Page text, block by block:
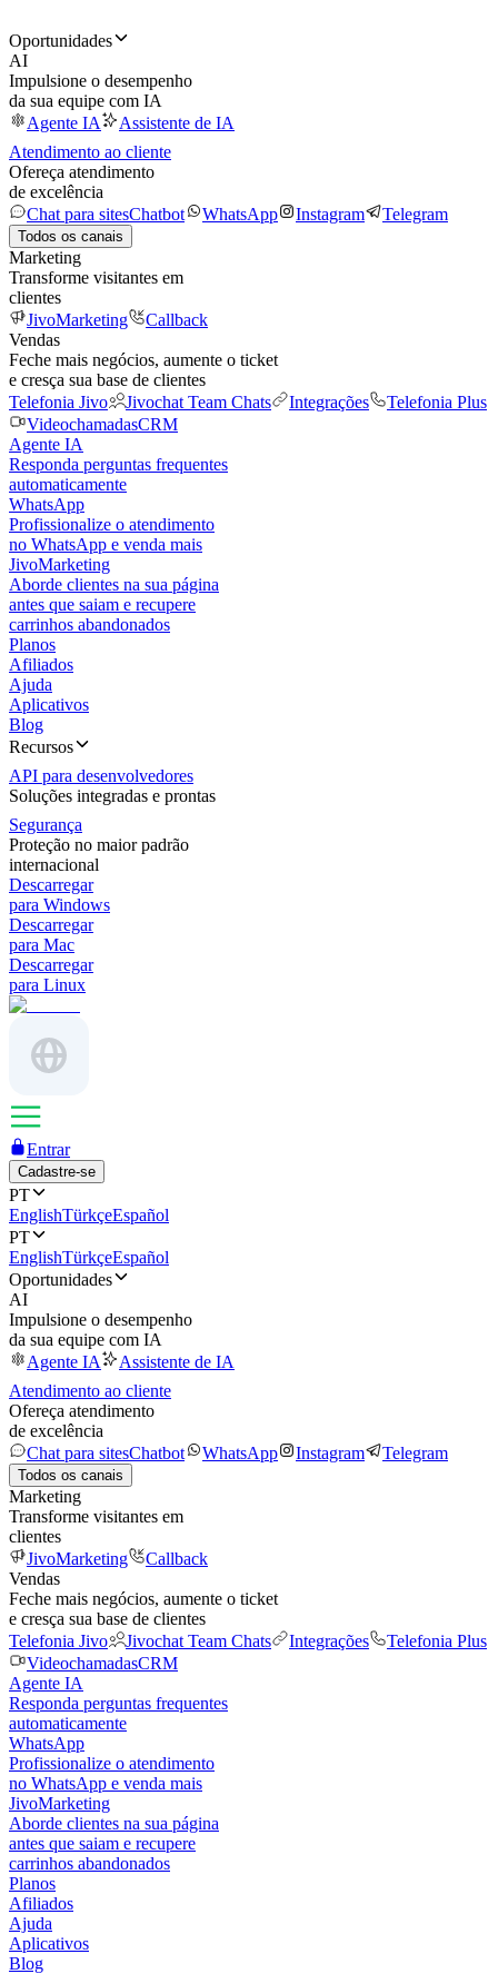
Oportunidades
AI
Impulsione o desempenho
da sua equipe com IA
Agente IA
Assistente de IA
Atendimento ao cliente
Ofereça atendimento
de excelência
Chat para sitesChatbot WhatsApp Instagram Telegram
Todos os canais
Marketing
Transforme visitantes em
clientes
JivoMarketing
Callback
Vendas
Feche mais negócios, aumente o ticket
e cresça sua base de clientes
Telefonia Jivo
Jivochat Team Chats Integrações
Telefonia Plus
VideochamadasCRM
Agente IA
Responda perguntas frequentes
automaticamente
WhatsApp
Profissionalize o atendimento
no WhatsApp e venda mais
JivoMarketing
Aborde clientes na sua página
antes que saiam e recupere
carrinhos abandonados
Planos
Afiliados
Ajuda
Aplicativos
Blog
Recursos
API para desenvolvedores
Soluções integradas e prontas
Segurança
Proteção no maior padrão
internacional
Descarregar
para Windows
Descarregar
para Mac
Descarregar
para Linux
Entrar
Cadastre-se
PT
EnglishTürkçeEspañol
PT
EnglishTürkçeEspañol
Oportunidades
AI
Impulsione o desempenho
da sua equipe com IA
Agente IA
Assistente de IA
Atendimento ao cliente
Ofereça atendimento
de excelência
Chat para sitesChatbot WhatsApp Instagram Telegram
Todos os canais
Marketing
Transforme visitantes em
clientes
JivoMarketing
Callback
Vendas
Feche mais negócios, aumente o ticket
e cresça sua base de clientes
Telefonia Jivo
Jivochat Team Chats Integrações
Telefonia Plus
VideochamadasCRM
Agente IA
Responda perguntas frequentes
automaticamente
WhatsApp
Profissionalize o atendimento
no WhatsApp e venda mais
JivoMarketing
Aborde clientes na sua página
antes que saiam e recupere
carrinhos abandonados
Planos
Afiliados
Ajuda
Aplicativos
Blog